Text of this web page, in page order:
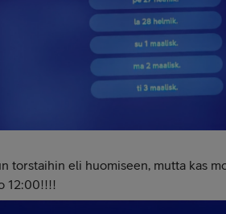
torstaihin eli huomiseen, mutta kas
12:00!!!!